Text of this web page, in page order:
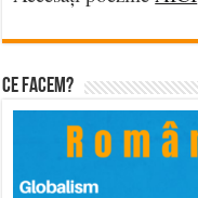
Ce facem?